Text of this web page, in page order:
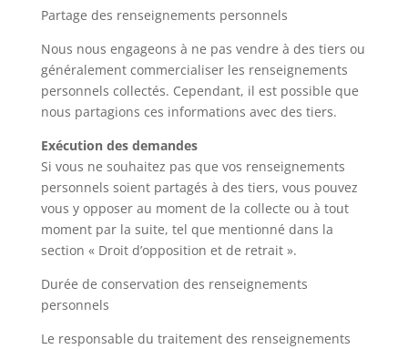
Partage des renseignements personnels
Nous nous engageons à ne pas vendre à des tiers ou
généralement commercialiser les renseignements
personnels collectés. Cependant, il est possible que
nous partagions ces informations avec des tiers.
Exécution des demandes
Si vous ne souhaitez pas que vos renseignements
personnels soient partagés à des tiers, vous pouvez
vous y opposer au moment de la collecte ou à tout
moment par la suite, tel que mentionné dans la
section « Droit d’opposition et de retrait ».
Durée de conservation des renseignements
personnels
Le responsable du traitement des renseignements